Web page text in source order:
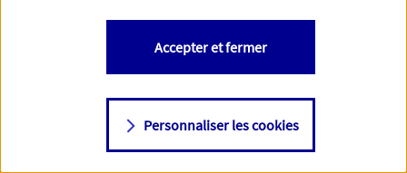
Vous êtes libre de les accepter, de les refuser comme de
changer d'avis à tout moment en allant sur
Consulter notre politique decookies
Personnaliser les cookies
Accepter et fermer